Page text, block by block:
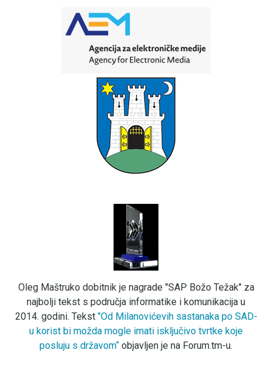
Oleg Maštruko dobitnik je nagrade "SAP Božo Težak" za
najbolji tekst s područja informatike i komunikacija u
2014. godini. Tekst "Od Milanovićevih sastanaka po SAD-
u korist bi možda mogle imati isključivo tvrtke koje
posluju s državom“ objavljen je na Forum.tm-u.